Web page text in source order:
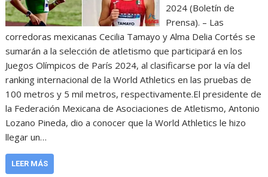
2024 (Boletín de
Prensa). – Las
corredoras mexicanas Cecilia Tamayo y Alma Delia Cortés se
sumarán a la selección de atletismo que participará en los
Juegos Olímpicos de París 2024, al clasificarse por la vía del
ranking internacional de la World Athletics en las pruebas de
100 metros y 5 mil metros, respectivamente.El presidente de
la Federación Mexicana de Asociaciones de Atletismo, Antonio
Lozano Pineda, dio a conocer que la World Athletics le hizo
llegar un…
LEER MÁS